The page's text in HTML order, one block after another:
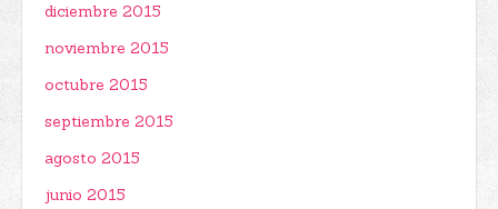
diciembre 2015
noviembre 2015
octubre 2015
septiembre 2015
agosto 2015
junio 2015